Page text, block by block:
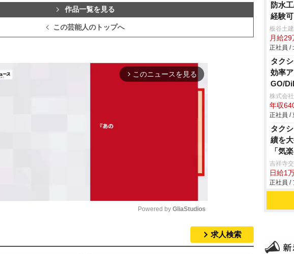
作品一覧を見る
この芸能人のトップへ
arrow_forward_ios このニュースを見る
Powered by GliaStudios
求人検索
防水
経験可
板谷土
月給
正社員 /
タク
効率
GO/
Uber
加！
ます
お住
安心
ん最
りだ
円支
応！
株式会
年収
正社員 /
タク
績を
「気
で働
込)な
♪
吉祥寺
日給1
正社員 /